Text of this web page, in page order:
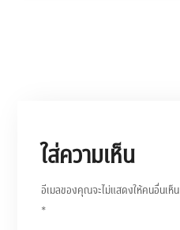
ใส่ความเห็น
อีเมลของคุณจะไม่แสดงให้คนอื่นเห็น
*